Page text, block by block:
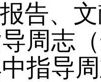
告、
周志
指导